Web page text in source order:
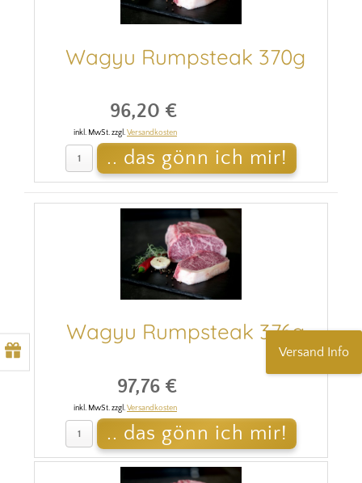
Wagyu Rumpsteak 370g
96,20 €
inkl. MwSt. zzgl.Versandkosten
Wagyu Rumpsteak 376g
97,76 €
inkl. MwSt. zzgl.Versandkosten
Versand Info